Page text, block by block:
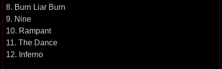
8. Burn Liar Burn
9. Nine
10. Rampant
11. The Dance
12. Inferno